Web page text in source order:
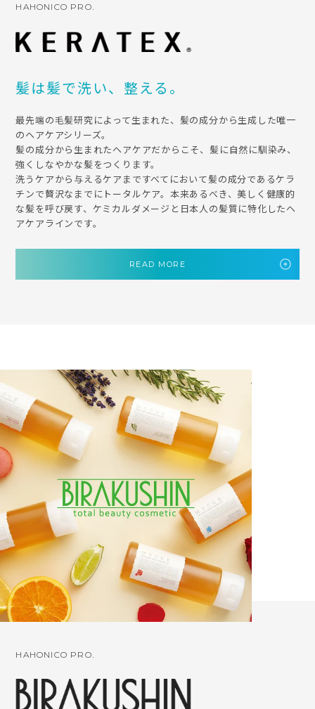
HAHONICO PRO.
髪は髪で洗い、整える。
最先端の毛髪研究によって生まれた、髪の成分から生成した唯一
のヘアケアシリーズ。
髪の成分から生まれたヘアケアだからこそ、髪に自然に馴染み、
強くしなやかな髪をつくります。
洗うケアから与えるケアまですべてにおいて髪の成分であるケラ
チンで贅沢なまでにトータルケア。本来あるべき、美しく健康的
な髪を呼び戻す、ケミカルダメージと日本人の髪質に特化したヘ
アケアラインです。
READ MORE
HAHONICO PRO.